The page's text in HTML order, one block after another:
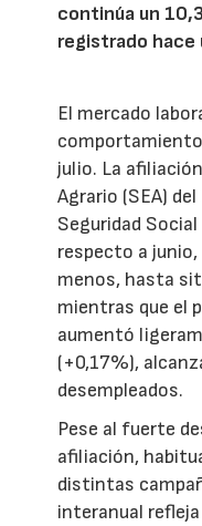
continúa un
registrado hace
El mercado
julio. La
Agrario (SEA)
Seguridad
respecto a
menos, hasta
mientras que el
aumentó
(+0,17%),
desempleados.
Pese al fuerte
afiliación,
distintas
interanual